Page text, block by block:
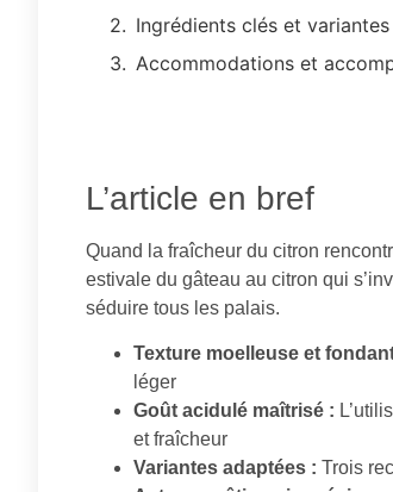
Ingrédients clés et
Accommodations et
L’article en bref
Quand la fraîcheur du citron
estivale du gâteau au citron qui
séduire tous les palais.
Texture moelleuse et
léger
Goût acidulé maîtrisé :
et fraîcheur
Variantes adaptées : Trois